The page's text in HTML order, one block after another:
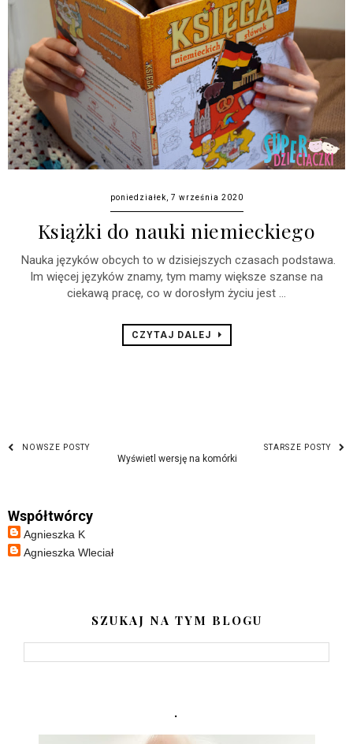
poniedziałek, 7 września 2020
Książki do nauki niemieckiego
Nauka języków obcych to w dzisiejszych czasach podstawa.
Im więcej języków znamy, tym mamy większe szanse na
ciekawą pracę, co w dorosłym życiu jest ...
CZYTAJ DALEJ
NOWSZE POSTY STARSZE POSTY
Wyświetl wersję na komórki
Współtwórcy
Agnieszka K
Agnieszka Wleciał
SZUKAJ NA TYM BLOGU
.